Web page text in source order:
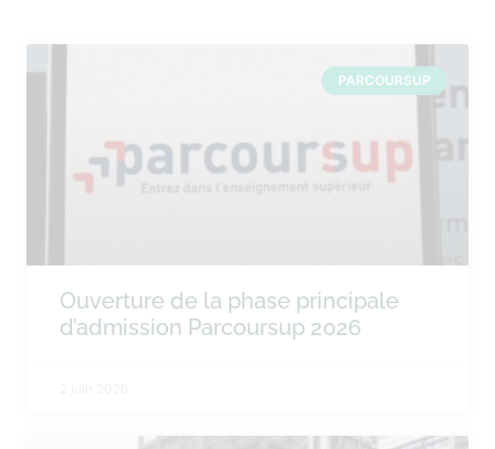
PARCOURSUP
Ouverture de la phase principale
d’admission Parcoursup 2026